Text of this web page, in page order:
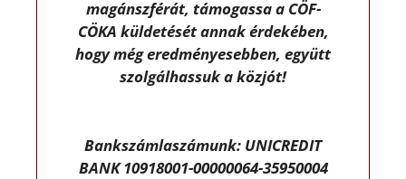
magánszférát, támogassa a CÖF-
CÖKA küldetését annak érdekében,
hogy még eredményesebben, együtt
szolgálhassuk a közjót!
Bankszámlaszámunk: UNICREDIT
BANK 10918001-00000064-35950004